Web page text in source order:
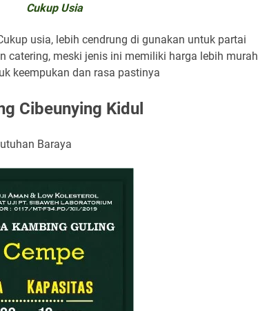
Cukup Usia
usia, lebih cendrung di gunakan untuk partai
catering, meski jenis ini memiliki harga lebih murah
keempukan dan rasa pastinya
Cibeunying Kidul
Baraya